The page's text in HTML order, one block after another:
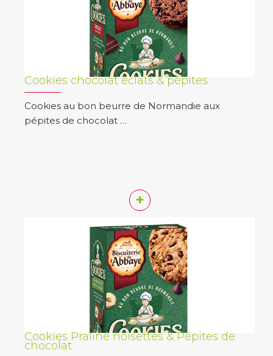
Cookies chocolat éclats & pépites
Cookies au bon beurre de Normandie aux
pépites de chocolat …
+
Cookies Praliné noisettes & Pépites de
chocolat